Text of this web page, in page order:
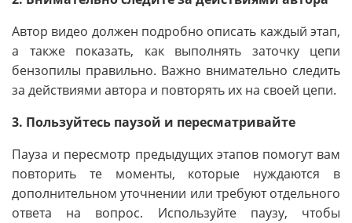
Автор видео должен подробно описать каждый этап,
а также показать, как выполнять заточку цепи
бензопилы правильно. Важно внимательно следить
за действиями автора и повторять их на своей цепи.
3. Пользуйтесь паузой и пересматривайте
Пауза и пересмотр предыдущих этапов помогут вам
повторить те моменты, которые нуждаются в
дополнительном уточнении или требуют отдельного
ответа на вопрос. Используйте паузу, чтобы